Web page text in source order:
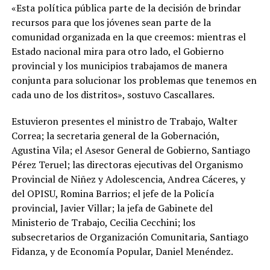
«Esta política pública parte de la decisión de brindar
recursos para que los jóvenes sean parte de la
comunidad organizada en la que creemos: mientras el
Estado nacional mira para otro lado, el Gobierno
provincial y los municipios trabajamos de manera
conjunta para solucionar los problemas que tenemos en
cada uno de los distritos», sostuvo Cascallares.
Estuvieron presentes el ministro de Trabajo, Walter
Correa; la secretaria general de la Gobernación,
Agustina Vila; el Asesor General de Gobierno, Santiago
Pérez Teruel; las directoras ejecutivas del Organismo
Provincial de Niñez y Adolescencia, Andrea Cáceres, y
del OPISU, Romina Barrios; el jefe de la Policía
provincial, Javier Villar; la jefa de Gabinete del
Ministerio de Trabajo, Cecilia Cecchini; los
subsecretarios de Organización Comunitaria, Santiago
Fidanza, y de Economía Popular, Daniel Menéndez.